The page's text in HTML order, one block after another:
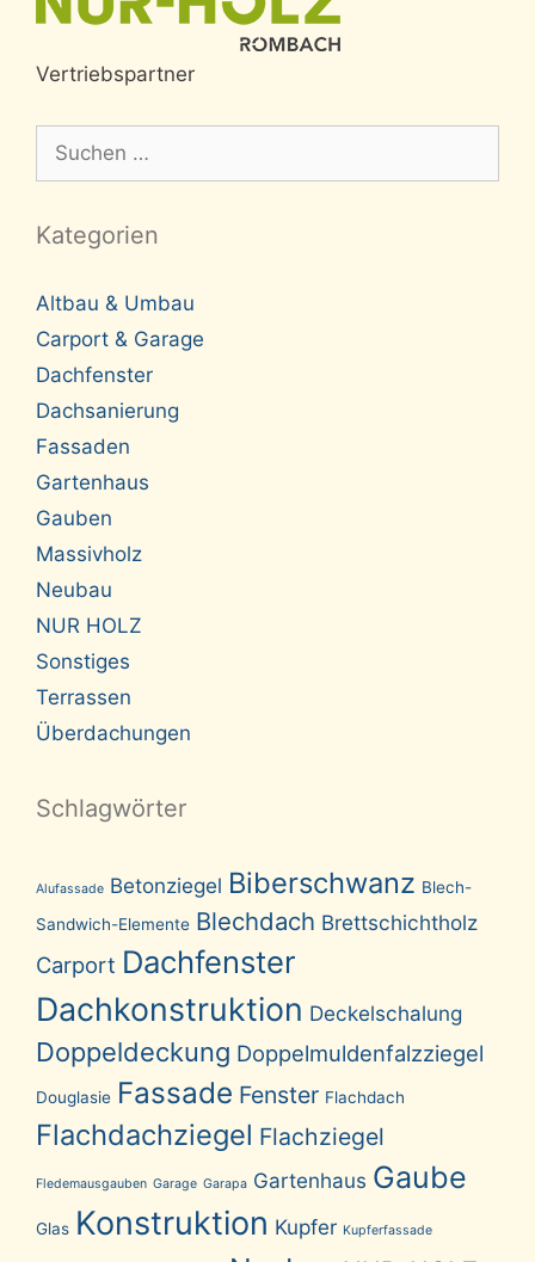
Vertriebspartner
nach:
Kategorien
Altbau & Umbau
Carport & Garage
Dachfenster
Dachsanierung
Fassaden
Gartenhaus
Gauben
Massivholz
Neubau
NUR HOLZ
Sonstiges
Terrassen
Überdachungen
Schlagwörter
Alufassade Betonziegel Biberschwanz Blech-
Sandwich-Elemente Blechdach Brettschichtholz
Carport Dachfenster
Dachkonstruktion Deckelschalung
Doppeldeckung Doppelmuldenfalzziegel
Douglasie Fassade Fenster Flachdach
Flachdachziegel Flachziegel
Fledemausgauben Garage Garapa Gartenhaus Gaube
Glas Konstruktion Kupfer Kupferfassade